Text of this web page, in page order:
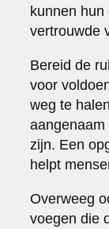
kunnen hun
vertrouwde
Bereid de
voor
weg te
zijn. Een
helpt
Overweeg
voegen die